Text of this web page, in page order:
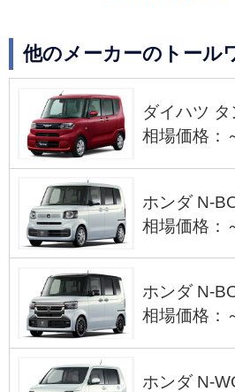
他のメーカーのトール
ダイハツ タ
相場価格：
ホンダ N-
相場価格：
ホンダ N-
相場価格：
ホンダ N-